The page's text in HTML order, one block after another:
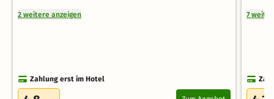
2 weitere anzeigen
Zahlung erst im Hotel
7